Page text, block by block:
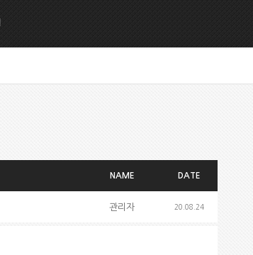
NAME DATE
관리자 20.08.24